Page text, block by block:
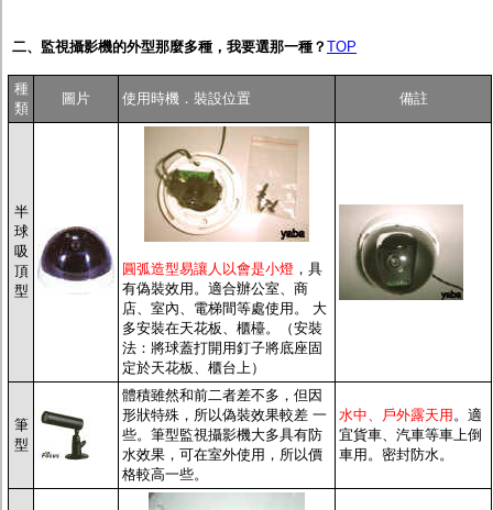
二、監視攝影機的外型那麼多種，我要選那一種？ TOP
種
類
圖片 使用時機．裝設位置 備註
半
球
吸
頂
型
圓弧造型易讓人以會是小燈 ，具
有偽裝效用。適合辦公室、商
店、室內、電梯間等處使用。 大
多安裝在天花板、櫃檯。（安裝
法：將球蓋打開用釘子將底座固
定於天花板、櫃台上）
筆
型
體積雖然和前二者差不多，但因
形狀特殊，所以偽裝效果較差 一
些。筆型監視攝影機大多具有防
水效果，可在室外使用，所以價
格較高一些。
水中、戶外露天用 。適
宜貨車、汽車等車上倒
車用。 密封防水。